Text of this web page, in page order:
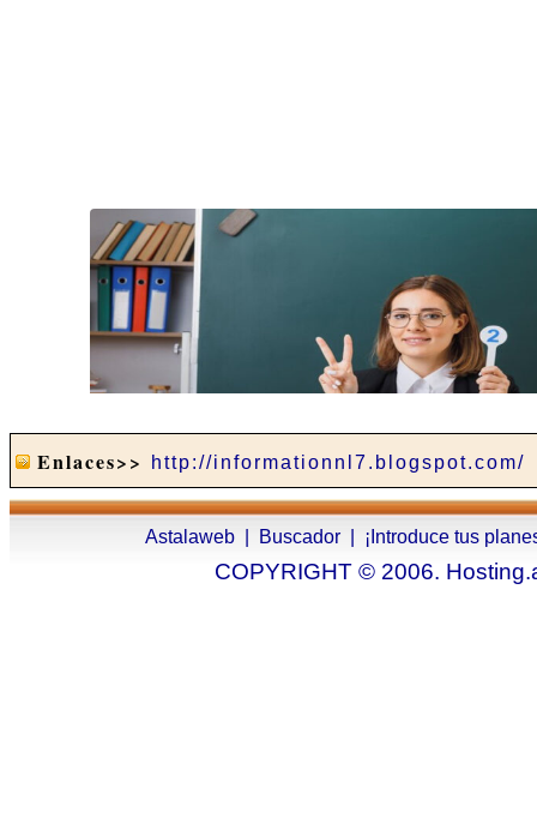
Enlaces>> http://informationnl7.blogspot.com/
Astalaweb Buscador ¡Introduce tus
COPYRIGHT © 2006.